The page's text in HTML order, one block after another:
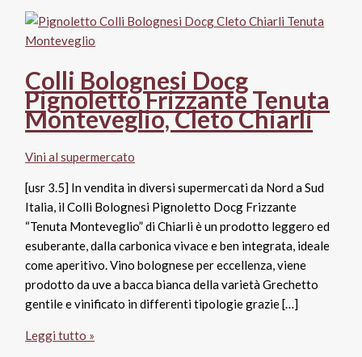
Colli Bolognesi Docg
Pignoletto Frizzante Tenuta
Monteveglio, Cleto Chiarli
Vini al supermercato
[usr 3.5] In vendita in diversi supermercati da Nord a Sud
Italia, il Colli Bolognesi Pignoletto Docg Frizzante
“Tenuta Monteveglio” di Chiarli è un prodotto leggero ed
esuberante, dalla carbonica vivace e ben integrata, ideale
come aperitivo. Vino bolognese per eccellenza, viene
prodotto da uve a bacca bianca della varietà Grechetto
gentile e vinificato in differenti tipologie grazie […]
Colli
Leggi tutto »